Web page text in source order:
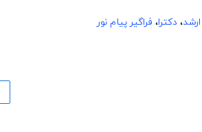
، دکترا، فراگیر پیام نور